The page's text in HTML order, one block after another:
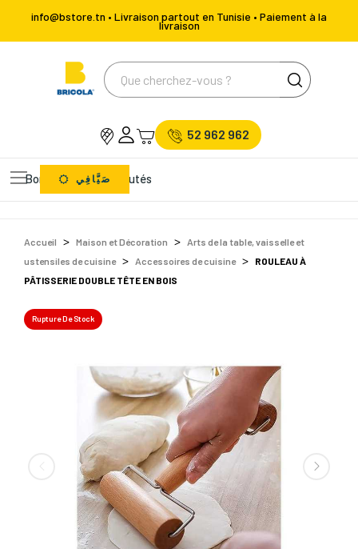
info@bstore.tn • Livraison partout en Tunisie • Paiement à la
livraison
52 962 962
Bons Plans Nouveautés
صَيَّافِي
Accueil Maison et Décoration
Arts de la table, vaisselle et
ustensiles de cuisine
Accessoires de cuisine
ROULEAU À
PÂTISSERIE DOUBLE TÊTE EN BOIS
Rupture De Stock